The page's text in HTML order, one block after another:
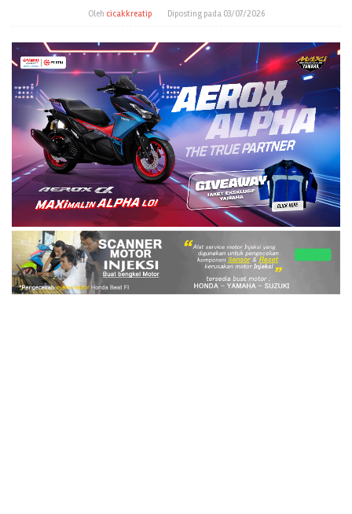
Oleh cicakkreatip Diposting pada 03/07/2026